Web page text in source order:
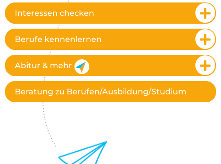
Interessen checken
Berufe kennenlernen
Abitur & mehr
Beratung zu Berufen/Ausbildung/Studium